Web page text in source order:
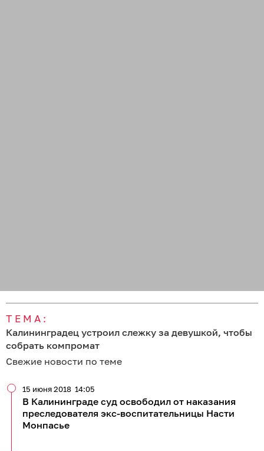
ТЕМА:
Калининградец устроил слежку за девушкой, чтобы
собрать компромат
Свежие новости по теме
В Калининграде суд освободил от наказания
преследователя экс-воспитательницы Насти
Монпасье
15 июня 2018 14:05